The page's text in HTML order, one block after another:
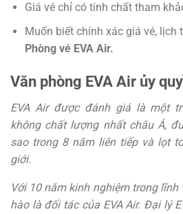
Giá vé chỉ có tính chất tham
Muốn biết chính xác giá vé, lịch
Phòng vé EVA Air.
Văn phòng EVA Air ủy
EVA Air được đánh giá là một
không chất lượng nhất châu Á,
sao trong 8 năm liên tiếp và lọt
giới.
Với 10 năm kinh nghiệm trong
hào là đối tác của EVA Air. Đại lý